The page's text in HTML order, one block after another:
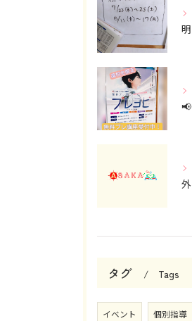
タグ Tags
イベント 個別指導